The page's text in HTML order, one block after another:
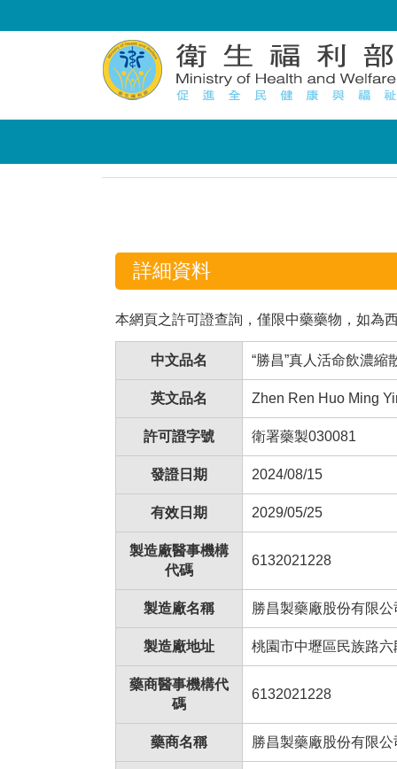
詳細資料
本網頁之許可證查詢，僅限中藥藥物，如為
中文品名 “勝昌”真人活命飲濃縮
英文品名 Zhen Ren Huo Ming
許可證字號 衛署藥製030081
發證日期 2024/08/15
有效日期 2029/05/25
製造廠醫事機構
代碼
6132021228
製造廠名稱 勝昌製藥廠股份有限
製造廠地址 桃園市中壢區民族路
藥商醫事機構代
碼
6132021228
藥商名稱 勝昌製藥廠股份有限